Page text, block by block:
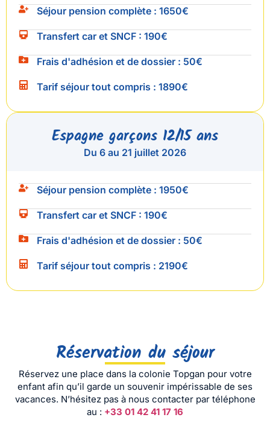
Séjour pension complète : 1650€
Transfert car et SNCF : 190€
Frais d'adhésion et de dossier : 50€
Tarif séjour tout compris : 1890€
Espagne garçons 12/15 ans
Du 6 au 21 juillet 2026
Séjour pension complète : 1950€
Transfert car et SNCF : 190€
Frais d'adhésion et de dossier : 50€
Tarif séjour tout compris : 2190€
Réservation du séjour
Réservez une place dans la colonie Topgan pour votre
enfant afin qu’il garde un souvenir impérissable de ses
vacances. N’hésitez pas à nous contacter par téléphone
au : +33 01 42 41 17 16